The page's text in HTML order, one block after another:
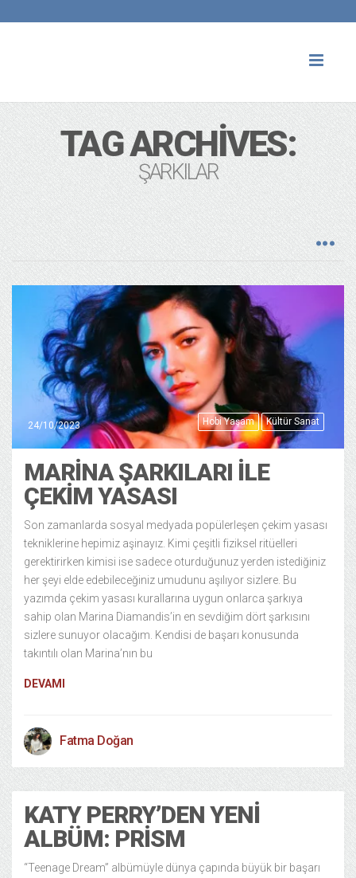
TAG ARCHIVES:
ŞARKILAR
Hobi Yaşam Kültür Sanat
24/10/2023
MARINA ŞARKILARI ILE
ÇEKIM YASASI
Son zamanlarda sosyal medyada popülerleşen çekim yasası
tekniklerine hepimiz aşinayız. Kimi çeşitli fiziksel ritüelleri
gerektirirken kimisi ise sadece oturduğunuz yerden istediğiniz
her şeyi elde edebileceğiniz umudunu aşılıyor sizlere. Bu
yazımda çekim yasası kurallarına uygun onlarca şarkıya
sahip olan Marina Diamandis’in en sevdiğim dört şarkısını
sizlere sunuyor olacağım. Kendisi de başarı konusunda
takıntılı olan Marina’nın bu
DEVAMI
Fatma Doğan
KATY PERRY’DEN YENI
ALBÜM: PRISM
“Teenage Dream” albümüyle dünya çapında büyük bir başarı